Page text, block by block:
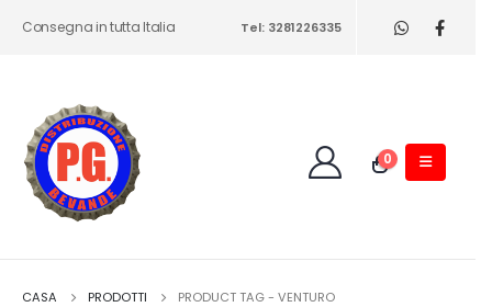
Consegna in tutta Italia Tel: 3281226335
0
CASA PRODOTTI PRODUCT TAG - VENTURO